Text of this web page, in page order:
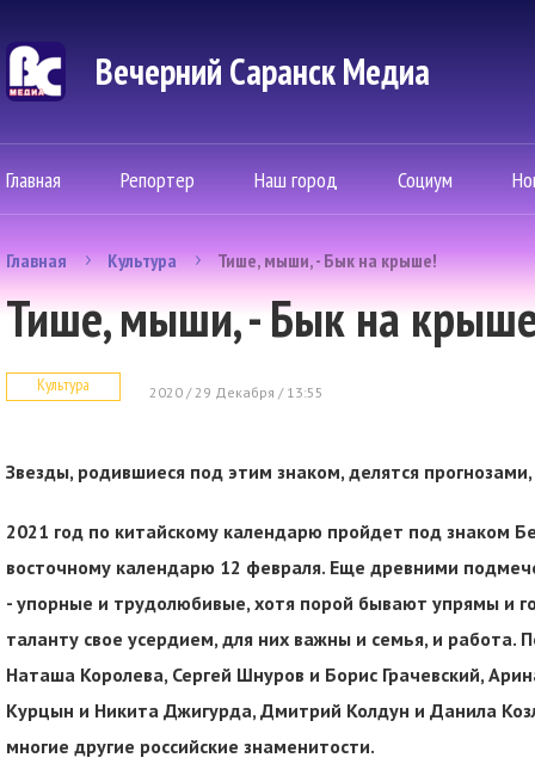
Вечерний Саранск Mедиа
Главная Репортер Наш город Социум
Главная Культура Тише, мыши, - Бык на крыше!
Тише, мыши, - Бык на
Культура 2020 / 29 Декабря / 13:55
Звезды, родившиеся под этим знаком, делятся
2021 год по китайскому календарю пройдет под знаком
восточному календарю 12 февраля. Еще древними
- упорные и трудолюбивые, хотя порой бывают упрямы и
таланту свое усердием, для них важны и семья, и работа.
Наташа Королева, Сергей Шнуров и Борис Грачевский,
Курцын и Никита Джигурда, Дмитрий Колдун и Данила
многие другие российские знаменитости.